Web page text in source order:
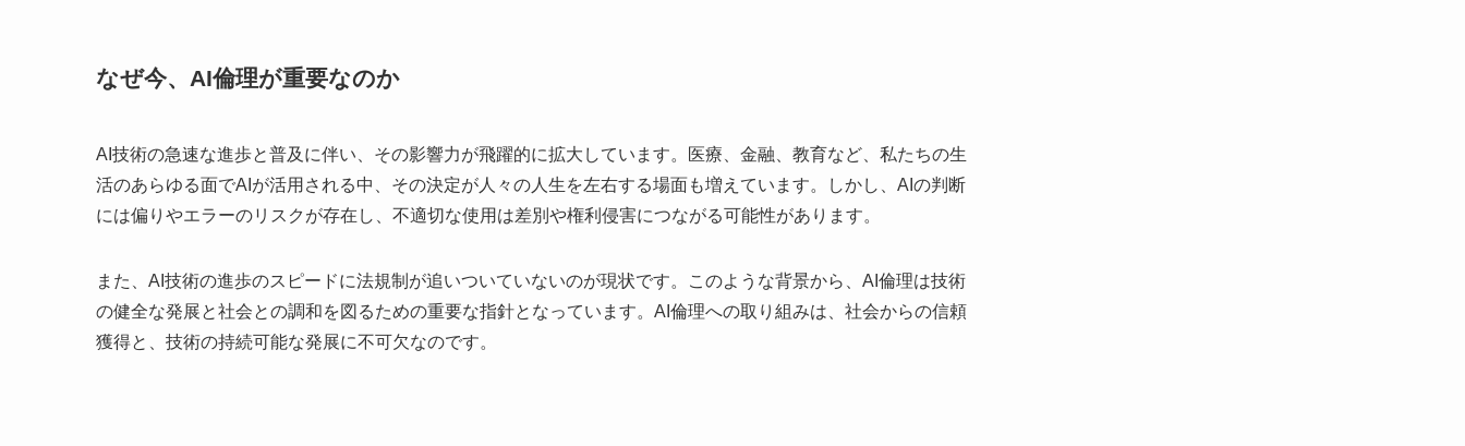
なぜ今、AI倫理が重要なのか
AI技術の急速な進歩と普及に伴い、その影響力が飛躍的に拡大しています。医療、金融、教育など、私たちの生
活のあらゆる面でAIが活用される中、その決定が人々の人生を左右する場面も増えています。しかし、AIの判断
には偏りやエラーのリスクが存在し、不適切な使用は差別や権利侵害につながる可能性があります。
また、AI技術の進歩のスピードに法規制が追いついていないのが現状です。このような背景から、AI倫理は技術
の健全な発展と社会との調和を図るための重要な指針となっています。AI倫理への取り組みは、社会からの信頼
獲得と、技術の持続可能な発展に不可欠なのです。